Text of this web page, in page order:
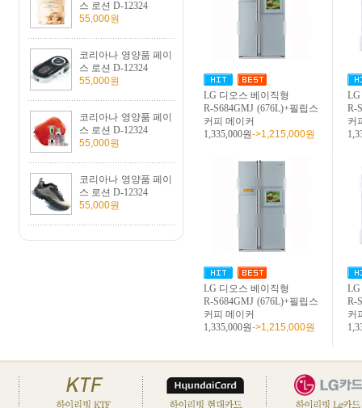
스 로션 D-12324
55,000원
코리아나 영양품 페이
스 로션 D-12324
55,000원
코리아나 영양품 페이
스 로션 D-12324
55,000원
코리아나 영양품 페이
스 로션 D-12324
55,000원
LG 디오스 베이직형
R-S684GMJ (676L)+필립스
커피 메이커
1,335,000원->1,215,000원
R-
커
LG 디오스 베이직형
R-S684GMJ (676L)+필립스
커피 메이커
1,335,000원->1,215,000원
R-
커